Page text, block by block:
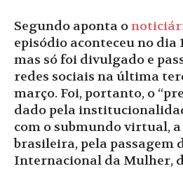
Segundo aponta o
episódio aconteceu no dia
mas só foi divulgado e
redes sociais na última
março. Foi, portanto, o
dado pela
com o submundo virtual,
brasileira, pela passagem
Internacional da Mulher,